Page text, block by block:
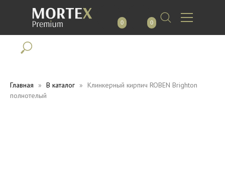
0 0
Главная В каталог
Клинкерный кирпич ROBEN Brighton
полнотелый